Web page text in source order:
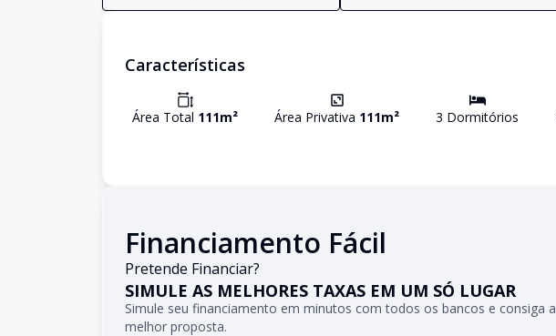
Características
Área Total 111m² Área Privativa 111m² 3 Dormitórios
Financiamento Fácil
Pretende Financiar?
SIMULE AS MELHORES TAXAS EM UM SÓ LUGAR
Simule seu financiamento em minutos com todos os bancos e consiga a
melhor proposta.